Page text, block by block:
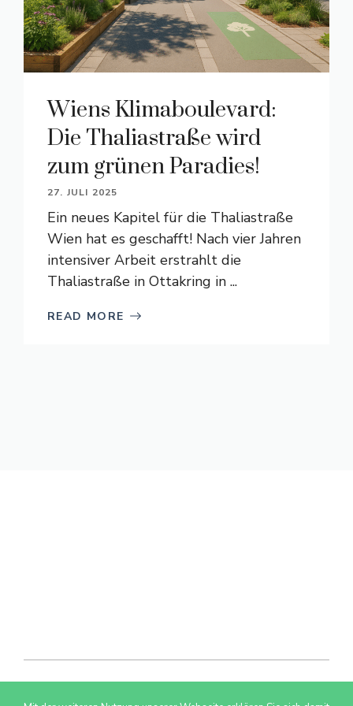
Wiens Klimaboulevard:
Die Thaliastraße wird
zum grünen Paradies!
27. JULI 2025
Ein neues Kapitel für die Thaliastraße
Wien hat es geschafft! Nach vier Jahren
intensiver Arbeit erstrahlt die
Thaliastraße in Ottakring in ...
READ MORE